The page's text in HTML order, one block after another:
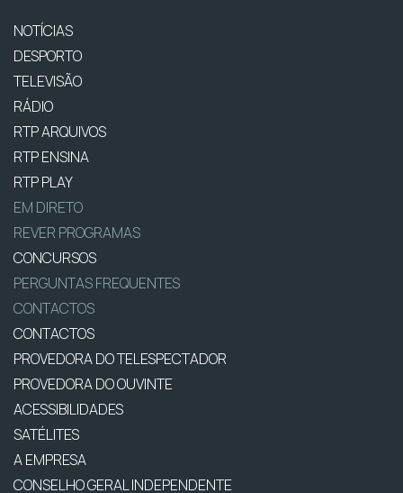
NOTÍCIAS
DESPORTO
TELEVISÃO
RÁDIO
RTP ARQUIVOS
RTP ENSINA
RTP PLAY
EM DIRETO
REVER PROGRAMAS
CONCURSOS
PERGUNTAS FREQUENTES
CONTACTOS
CONTACTOS
PROVEDORA DO TELESPECTADOR
PROVEDORA DO OUVINTE
ACESSIBILIDADES
SATÉLITES
A EMPRESA
CONSELHO GERAL INDEPENDENTE